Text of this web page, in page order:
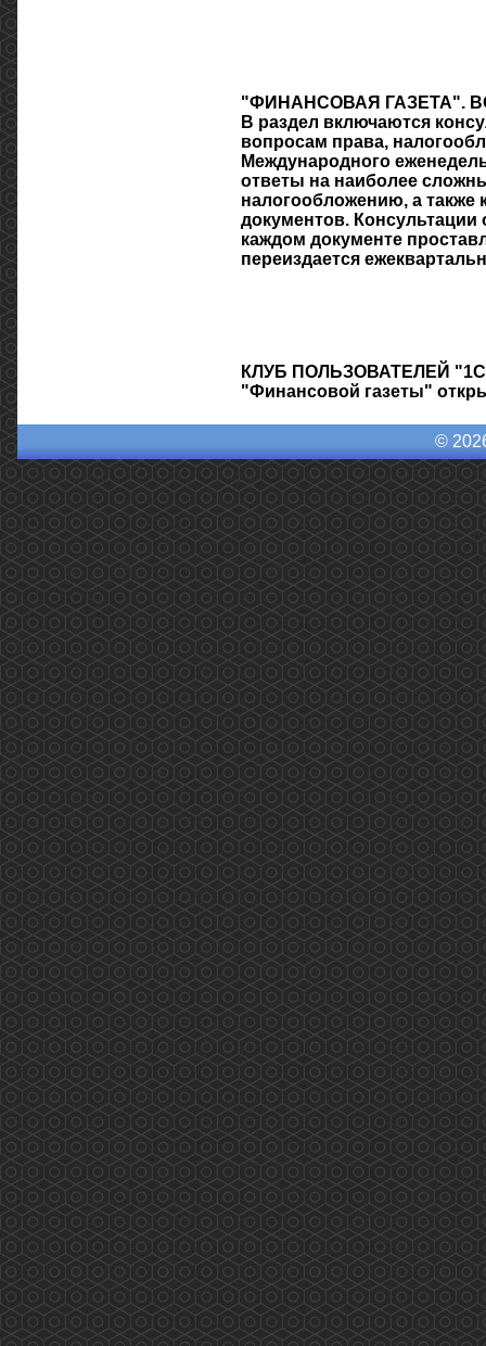
"ФИНАНСОВАЯ ГАЗЕТА".
В раздел включаются
вопросам права,
Международного
ответы на наиболее
налогообложению, а
документов.
каждом документе
переиздается
КЛУБ ПОЛЬЗОВАТЕЛЕЙ
"Финансовой газеты"
©